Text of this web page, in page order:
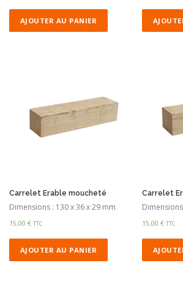
AJOUTER AU PANIER
Carrelet Erable moucheté
Dimensions : 130 x 36 x 29 mm
15,00 € TTC
AJOUTER AU PANIER
Carrelet
15,00€ TTC